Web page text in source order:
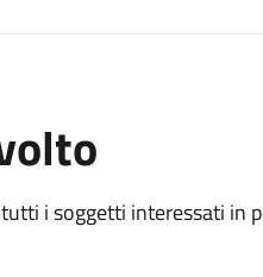
i soggetti interessati in